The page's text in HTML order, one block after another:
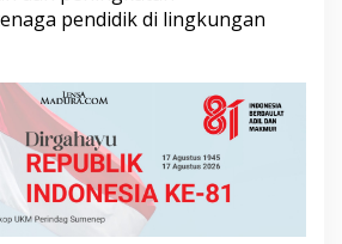
pendidik di lingkungan